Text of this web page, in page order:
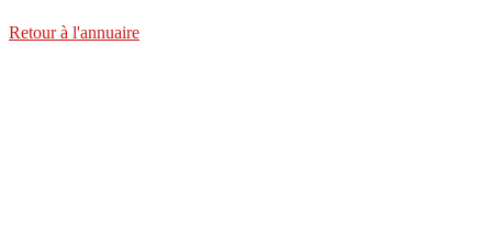
Retour à l'annuaire